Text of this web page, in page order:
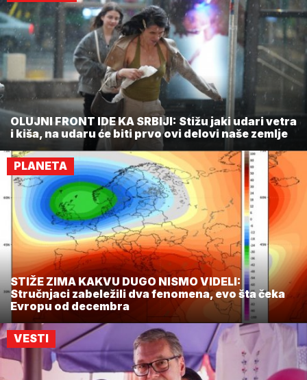
OLUJNI FRONT IDE KA SRBIJI: Stižu jaki udari vetra
i kiša, na udaru će biti prvo ovi delovi naše zemlje
PLANETA
STIŽE ZIMA KAKVU DUGO NISMO VIDELI:
Stručnjaci zabeležili dva fenomena, evo šta čeka
Evropu od decembra
VESTI